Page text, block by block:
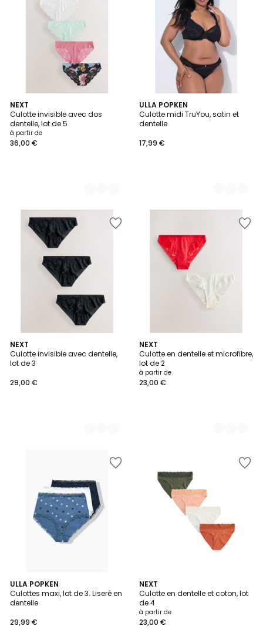
NEXT
Culotte invisible avec dos
dentelle, lot de 5
à partir de
36,00 €
4
Couleurs
ULLA POPKEN
Culotte midi TruYou, satin et
dentelle
17,99 €
3
Couleurs
NEXT
Culotte invisible avec dentelle,
lot de 3
29,00 €
3
Couleurs
NEXT
Culotte en dentelle et microfibre,
lot de 2
à partir de
23,00 €
2
Couleurs
ULLA POPKEN
Culottes maxi, lot de 3. Liseré en
dentelle
29,99 €
2
/
5
NEXT
Culotte en dentelle et coton, lot
de 4
à partir de
23,00 €
3
Couleurs